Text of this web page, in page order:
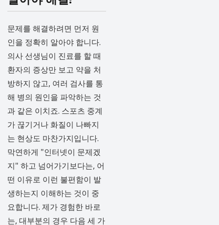
문제를 해결하려면 먼저 원
인을 정확히 알아야 합니다.
의사 선생님이 진료를 할 때
환자의 증상만 보고 약을 처
방하지 않고, 여러 검사를 통
해 병의 원인을 파악하는 것
과 같은 이치죠. 스포츠 중계
가 끊기거나 화질이 나빠지
는 현상도 마찬가지입니다.
막연하게 "인터넷이 문제겠
지" 하고 넘어가기보다는, 어
떤 이유로 이런 불편함이 발
생하는지 이해하는 것이 중
요합니다. 제가 경험한 바로
는, 대부분의 경우 다음 세 가